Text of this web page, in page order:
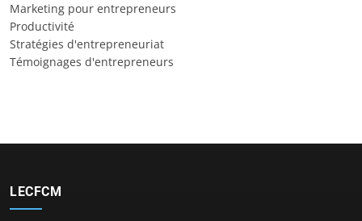
Marketing pour entrepreneurs
Productivité
Stratégies d'entrepreneuriat
Témoignages d'entrepreneurs
LECFCM